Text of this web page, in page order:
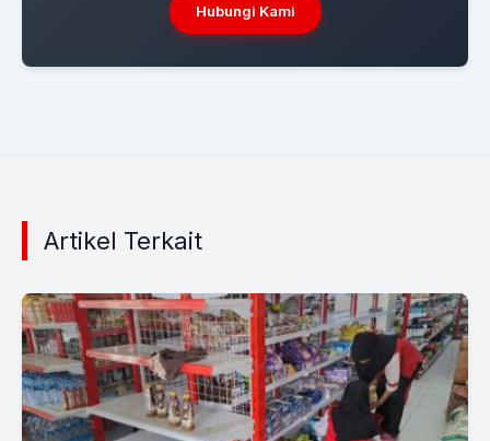
Hubungi Kami
Artikel Terkait